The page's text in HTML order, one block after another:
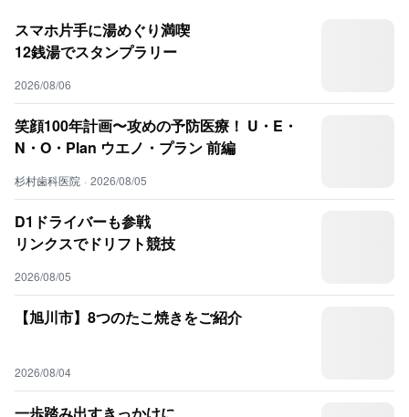
スマホ片手に湯めぐり満喫
12銭湯でスタンプラリー
2026/08/06
笑顔100年計画〜攻めの予防医療！ U・E・
N・O・Plan ウエノ・プラン 前編
杉村歯科医院 · 2026/08/05
D1ドライバーも参戦
リンクスでドリフト競技
2026/08/05
【旭川市】8つのたこ焼きをご紹介
2026/08/04
一歩踏み出すきっかけに